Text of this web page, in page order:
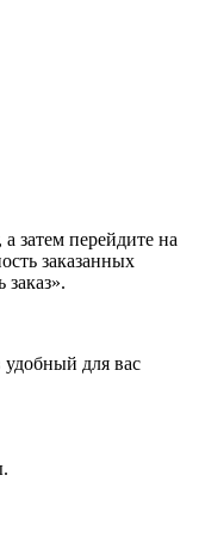
затем перейдите на
заказанных
для вас